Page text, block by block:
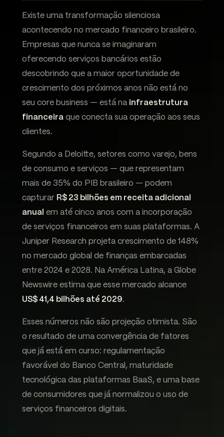
Existe uma transformação silenciosa
acontecendo no mercado financeiro brasileiro.
Empresas que nunca se imaginaram
oferecendo serviços bancários estão
descobrindo que a maior oportunidade de
crescimento dos próximos anos não está no
seu core business — está na infraestrutura
financeira que conecta sua operação aos seus
clientes.
Segundo a Deloitte, setores como varejo, bens
de consumo e serviços — que representam
mais de 35% do PIB brasileiro — podem
capturar R$ 23 bilhões em receita adicional
anual em até cinco anos com a incorporação
de serviços financeiros em suas plataformas. A
Juniper Research projeta crescimento de 148%
no mercado global de finanças embarcadas
entre 2024 e 2028. Na América Latina, a Globe
Newswire estima que esse mercado alcance
US$ 41,4 bilhões até 2029.
Esses números não são projeção otimista. São
o resultado de uma convergência de fatores
que já está em curso: regulamentação
favorável do Banco Central, maturidade
tecnológica das plataformas BaaS, e uma base
de consumidores que já normalizou o uso de
serviços financeiros digitais.